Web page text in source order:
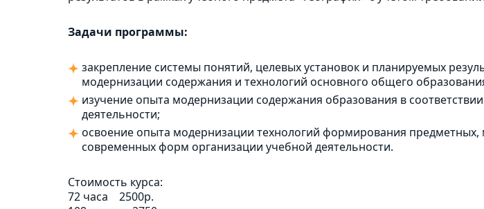
Задачи программы:
закрепление системы понятий, целевых установок и планируемых
модернизации содержания и технологий основного общего
изучение опыта модернизации содержания образования в
деятельности;
освоение опыта модернизации технологий формирования
современных форм организации учебной деятельности.
Стоимость курса:
72 часа
2500р.